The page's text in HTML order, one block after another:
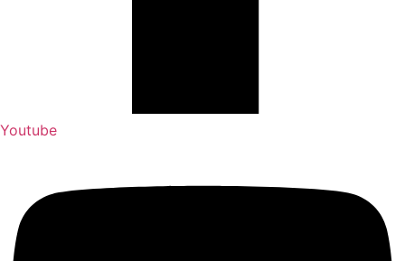
Youtube